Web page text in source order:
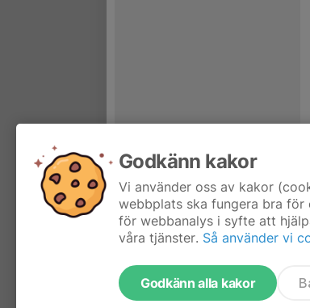
Godkänn kakor
Vi använder oss av kakor
webbplats ska fungera bra för
för webbanalys i syfte att
våra tjänster. Så använder vi
Godkänn alla kakor